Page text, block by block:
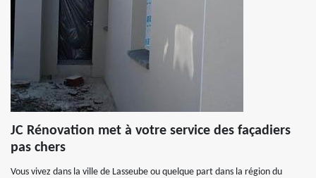
JC Rénovation met à votre service des façadiers
pas chers
Vous vivez dans la ville de Lasseube ou quelque part dans la région du